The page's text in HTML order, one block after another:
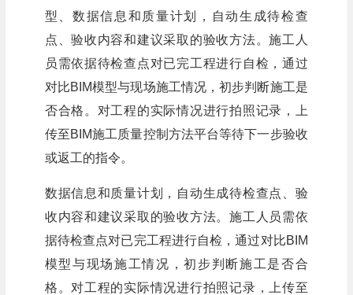
型、数据信息和质量计划，自动生成待检查
点、验收内容和建议采取的验收方法。施工人
员需依据待检查点对已完工程进行自检，通过
对比BIM模型与现场施工情况，初步判断施工是
否合格。对工程的实际情况进行拍照记录，上
传至BIM施工质量控制方法平台等待下一步验收
或返工的指令。
数据信息和质量计划，自动生成待检查点、验
收内容和建议采取的验收方法。施工人员需依
据待检查点对已完工程进行自检，通过对比BIM
模型与现场施工情况，初步判断施工是否合
格。对工程的实际情况进行拍照记录，上传至